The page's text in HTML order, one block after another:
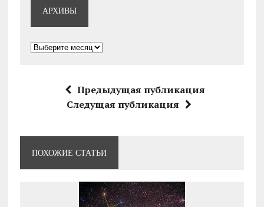
АРХИВЫ
Архивы
Предыдущая публикация
Следущая публикация
ПОХОЖИЕ СТАТЬИ